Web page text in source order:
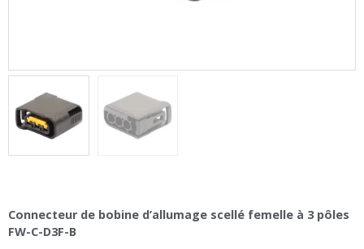
Connecteur de bobine d’allumage scellé femelle à 3 pôles
FW-C-D3F-B